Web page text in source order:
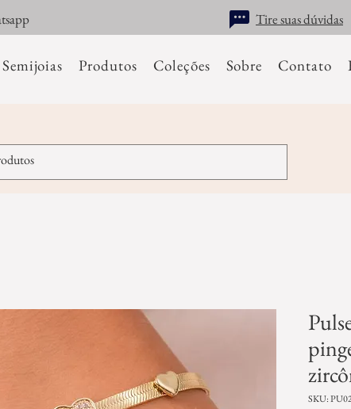
Tire suas dúvidas
Produtos Coleções Sobre Contato
SKU: